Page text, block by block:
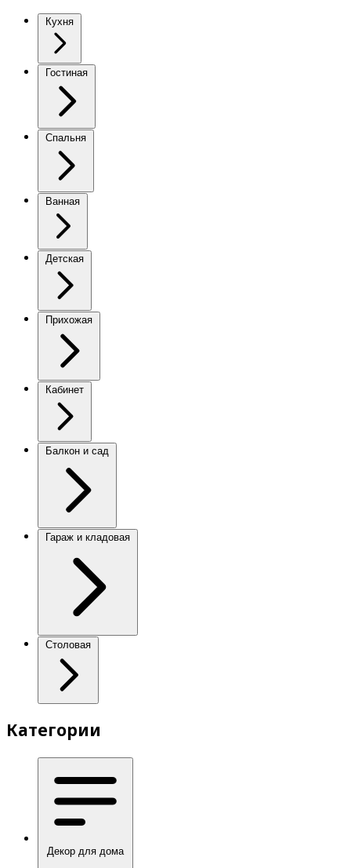
Кухня
Гостиная
Спальня
Ванная
Детская
Прихожая
Кабинет
Балкон и сад
Гараж и кладовая
Столовая
Категории
Декор для дома